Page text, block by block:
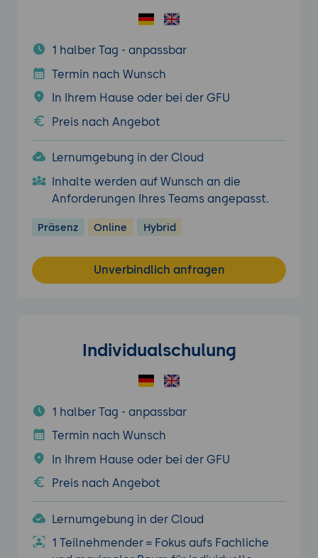
1 halber Tag - anpassbar
Termin nach Wunsch
In Ihrem Hause oder bei der GFU
Preis nach Angebot
Lernumgebung in der Cloud
Inhalte werden auf Wunsch an die
Anforderungen Ihres Teams angepasst.
Präsenz Online Hybrid
Unverbindlich anfragen
Individualschulung
1 halber Tag - anpassbar
Termin nach Wunsch
In Ihrem Hause oder bei der GFU
Preis nach Angebot
Lernumgebung in der Cloud
1 Teilnehmender = Fokus aufs Fachliche